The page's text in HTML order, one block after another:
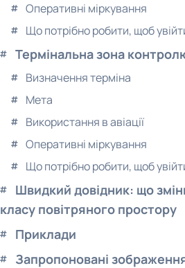
Оперативні міркування
Що потрібно робити, щоб
Термінальна зона
Визначення терміна
Мета
Використання в авіації
Оперативні міркування
Що потрібно робити, щоб
Швидкий довідник: що
класу повітряного простору
Приклади
Запропоновані